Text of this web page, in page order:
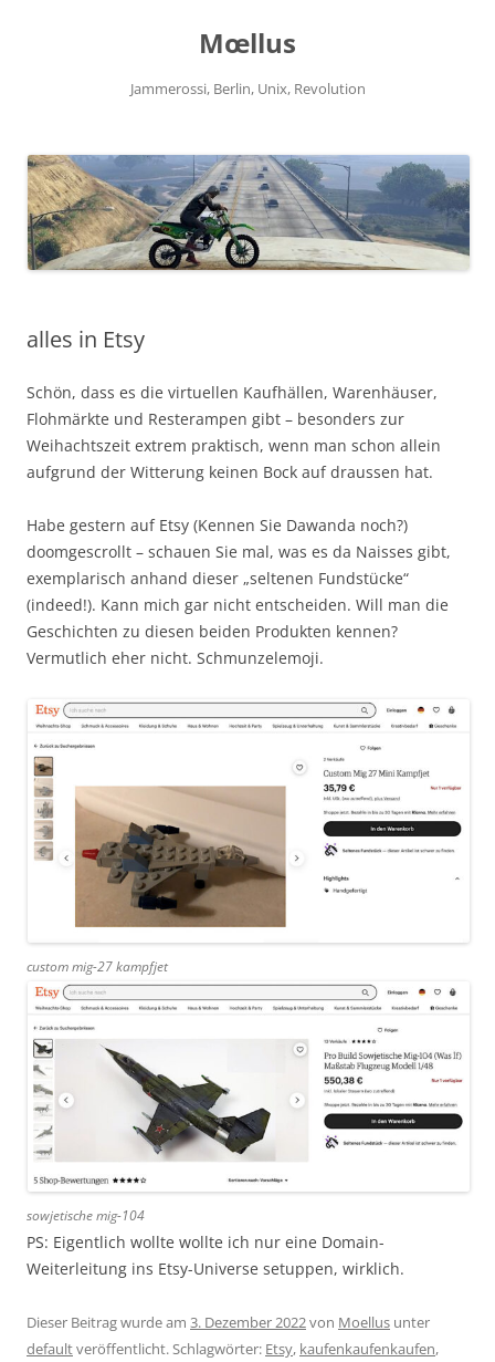
Mœllus
Jammerossi, Berlin, Unix, Revolution
alles in Etsy
Schön, dass es die virtuellen Kaufhällen, Warenhäuser,
Flohmärkte und Resterampen gibt – besonders zur
Weihachtszeit extrem praktisch, wenn man schon allein
aufgrund der Witterung keinen Bock auf draussen hat.
Habe gestern auf Etsy (Kennen Sie Dawanda noch?)
doomgescrollt – schauen Sie mal, was es da Naisses gibt,
exemplarisch anhand dieser „seltenen Fundstücke“
(indeed!). Kann mich gar nicht entscheiden. Will man die
Geschichten zu diesen beiden Produkten kennen?
Vermutlich eher nicht. Schmunzelemoji.
custom mig-27 kampfjet
sowjetische mig-104
PS: Eigentlich wollte wollte ich nur eine Domain-
Weiterleitung ins Etsy-Universe setuppen, wirklich.
Dieser Beitrag wurde am 3. Dezember 2022von Moellus unter
defaultveröffentlicht. Schlagwörter: Etsy, kaufenkaufenkaufen,